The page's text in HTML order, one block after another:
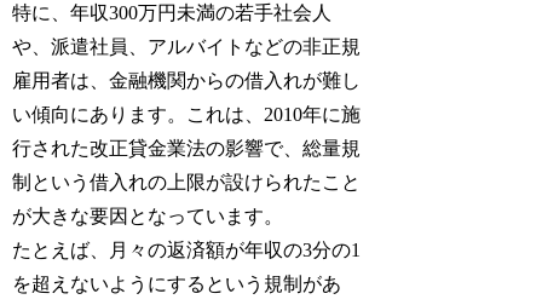
特に、年収300万円未満の若手社会人
や、派遣社員、アルバイトなどの非正規
雇用者は、金融機関からの借入れが難し
い傾向にあります。これは、2010年に施
行された改正貸金業法の影響で、総量規
制という借入れの上限が設けられたこと
が大きな要因となっています。
たとえば、月々の返済額が年収の3分の1
を超えないようにするという規制があ